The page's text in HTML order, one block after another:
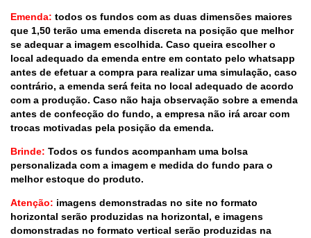
Emenda: todos os fundos com as duas dimensões maiores
que 1,50 terão uma emenda discreta na posição que melhor
se adequar a imagem escolhida. Caso queira escolher o
local adequado da emenda entre em contato pelo whatsapp
antes de efetuar a compra para realizar uma simulação, caso
contrário, a emenda será feita no local adequado de acordo
com a produção. Caso não haja observação sobre a emenda
antes de confecção do fundo, a empresa não irá arcar com
trocas motivadas pela posição da emenda.
Brinde: Todos os fundos acompanham uma bolsa
personalizada com a imagem e medida do fundo para o
melhor estoque do produto.
Atenção: imagens demonstradas no site no formato
horizontal serão produzidas na horizontal, e imagens
domonstradas no formato vertical serão produzidas na